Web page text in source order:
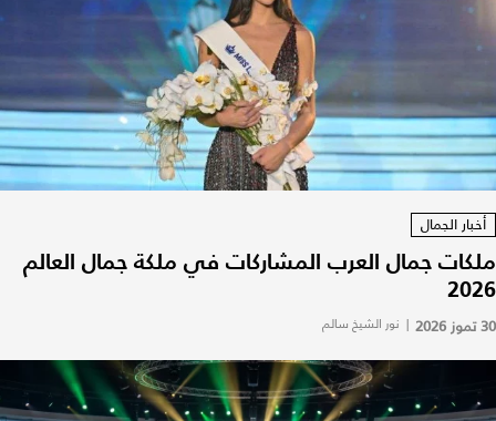
أخبار الجمال
ملكات جمال العرب المشاركات في ملكة جمال العالم
2026
30 تموز 2026 | نور الشيخ سالم